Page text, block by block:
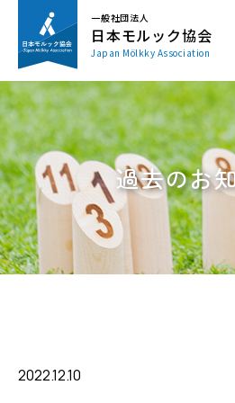
一般社団法人
日本モルック協会
Japan Mölkky Association
過去のお
2022.12.10